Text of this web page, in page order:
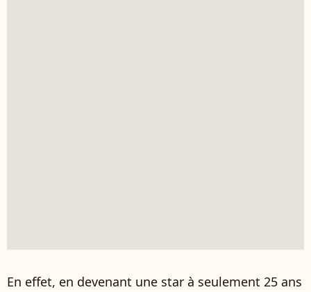
En effet, en devenant une star à seulement 25 ans